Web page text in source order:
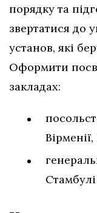
порядку та
звертатися до
установ, які
Оформити
закладах:
Стамбулі